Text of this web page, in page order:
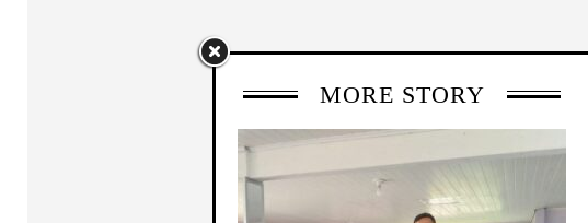
MORE STORY